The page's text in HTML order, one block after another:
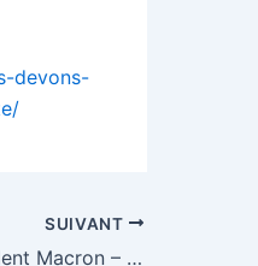
devons-
SUIVANT
Interview du Président Macron – Financial Times: Coronavirus – « Moment de vérité » de l’Europe